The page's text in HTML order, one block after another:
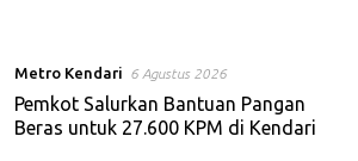
Metro Kendari 6 Agustus 2026
Pemkot Salurkan Bantuan Pangan
Beras untuk 27.600 KPM di Kendari